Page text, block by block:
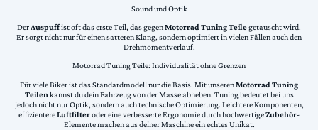
Sound und Optik
DerAuspuffist oft das erste Teil, das gegenMotorrad Tuning Teilegetauscht wird.
Er sorgt nicht nur für einen satteren Klang, sondern optimiert in vielen Fällen auch den
Drehmomentverlauf.
Motorrad Tuning Teile: Individualität ohne Grenzen
Für viele Biker ist das Standardmodell nur die Basis. Mit unserenMotorrad Tuning
Teilen kannst du dein Fahrzeug von der Masse abheben. Tuning bedeutet bei uns
jedoch nicht nur Optik, sondern auch technische Optimierung. Leichtere Komponenten,
effizientereLuftfilteroder eine verbesserte Ergonomie durch hochwertigeZubehör-
Elemente machen aus deiner Maschine ein echtes Unikat.